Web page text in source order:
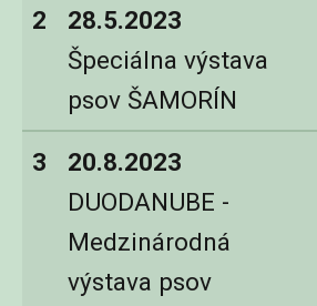
2
28.5.2023
Špeciálna výstava
psov ŠAMORÍN
3
20.8.2023
DUODANUBE -
Medzinárodná
výstava psov